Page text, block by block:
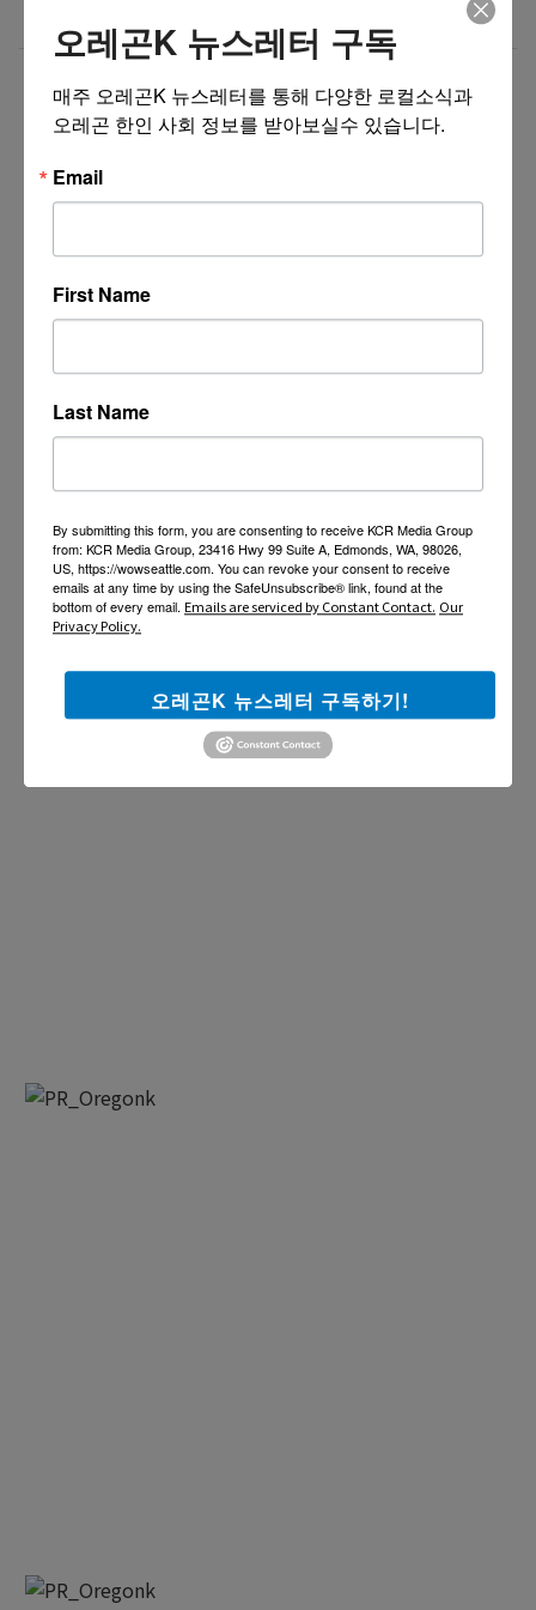
Business Development Manager 07/02/26
오레곤K 뉴스레터 구독
매주 오레곤K 뉴스레터를 통해 다양한 로컬소식과
오레곤 한인 사회 정보를 받아보실수 있습니다.
Email
First Name
Last Name
By submitting this form, you are consenting to receive KCR Media Group
from: KCR Media Group, 23416 Hwy 99 Suite A, Edmonds, WA, 98026,
US, https://wowseattle.com. You can revoke your consent to receive
emails at any time by using the SafeUnsubscribe® link, found at the
bottom of every email. Emails are serviced by Constant Contact. Our
Privacy Policy.
오레곤K 뉴스레터 구독하기!